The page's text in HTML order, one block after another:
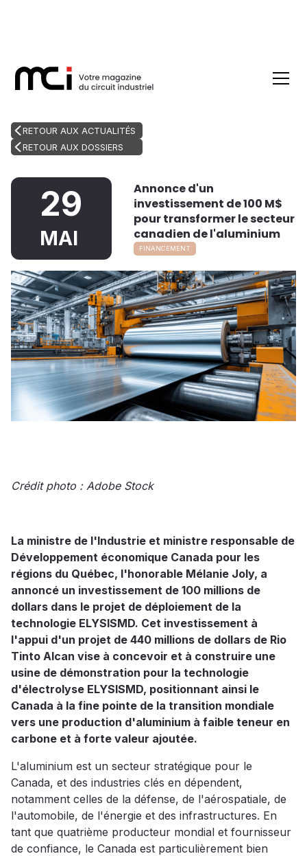
RETOUR AUX ACTUALITÉS
RETOUR AUX DOSSIERS
29
MAI
Annonce d'un
investissement de 100 M$
pour transformer le secteur
canadien de l'aluminium
FINANCEMENT
Crédit photo : Adobe Stock
La ministre de l'Industrie et ministre responsable de
Développement économique Canada pour les
régions du Québec, l'honorable Mélanie Joly, a
annoncé un investissement de 100 millions de
dollars dans le projet de déploiement de la
technologie ELYSISMD. Cet investissement à
l'appui d'un projet de 440 millions de dollars de Rio
Tinto Alcan vise à concevoir et à construire une
usine de démonstration pour la technologie
d'électrolyse ELYSISMD, positionnant ainsi le
Canada à la fine pointe de la transition mondiale
vers une production d'aluminium à faible teneur en
carbone et à forte valeur ajoutée.
L'aluminium est un secteur stratégique pour le
Canada, et des industries clés en dépendent,
notamment celles de la défense, de l'aérospatiale, de
l'automobile, de l'énergie et des infrastructures. En
tant que quatrième producteur mondial et fournisseur
de confiance, le Canada est particulièrement bien